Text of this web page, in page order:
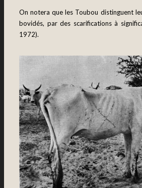
On notera que les Toubou distinguent
bovidés, par des scarifications à
1972).